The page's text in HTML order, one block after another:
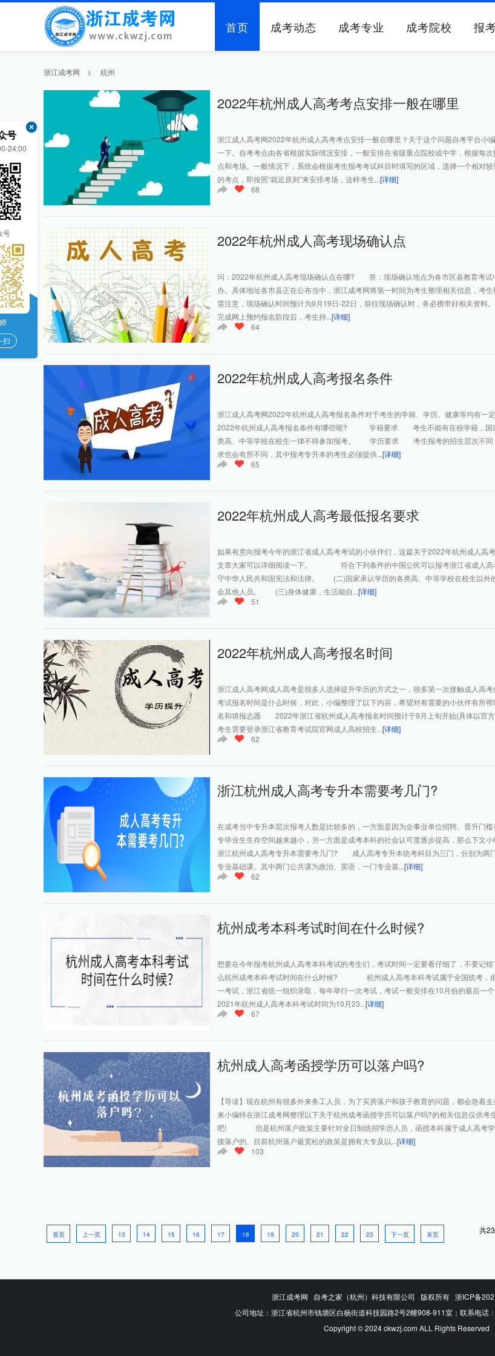
首页 成考动态 成考专业 成考院校 报
号
24:00
号
扫
浙江成考网 > 杭州
2022年杭州成人高考考点安排一般在哪里
浙江成人高考网2022年杭州成人高考考点安排一般在哪里？关于这个问题自考平台小
一下。自考考点由各省根据实际情况安排，一般安排在省级重点院校或中学，根据每
点和考场。一般情况下，系统会根据考生报考考试科目时填写的区域，选择一个相对
的考点，即按照“就近原则”来安排考场，这样考生...[详细]
68
2022年杭州成人高考现场确认点
问：2022年杭州成人高考现场确认点在哪? 答：现场确认地点为各市区县教育考试
办。具体地址各市县正在公布当中，浙江成考网将第一时间为考生整理相关信息，考
需注意，现场确认时间预计为9月19日-22日，前往现场确认时，务必携带好相关资料
完成网上预约报名阶段后，考生持...[详细]
64
2022年杭州成人高考报名条件
浙江成人高考网2022年杭州成人高考报名条件对于考生的学籍、学历、健康等均有一
2022年杭州成人高考报名条件有哪些呢? 学籍要求 考生不能有在校学籍，国
类高、中等学校在校生一律不得参加报考。 学历要求 考生报考的招生层次不同
求也会有所不同，其中报考专升本的考生必须提供...[详细]
65
2022年杭州成人高考最低报名要求
如果有意向报考今年的浙江省成人高考考试的小伙伴们，这篇关于2022年杭州成人高
文章大家可以详细阅读一下。 符合下列条件的中国公民可以报考浙江省成人
守中华人民共和国宪法和法律。 (二)国家承认学历的各类高、中等学校在校生以外
会其他人员。 (三)身体健康，生活能自...[详细]
51
2022年杭州成人高考报名时间
浙江成人高考网成人高考是很多人选择提升学历的方式之一，很多第一次接触成人高
考试报名时间是什么时候，对此，小编整理了以下内容，希望对有需要的小伙伴有
名和填报志愿 2022年浙江省杭州成人高考报名时间预计于9月上旬开始(具体以官方
考生需要登录浙江省教育考试院官网成人高校招生...[详细]
62
浙江杭州成人高考专升本需要考几门?
在成考当中专升本层次报考人数是比较多的，一方面是因为企事业单位招聘、晋升门
专毕业生生存空间越来越小，另一方面是成考本科的社会认可度逐步提高，那么下文
浙江杭州成人高考专升本需要考几门? 成人高考专升本统考科目为三门，分别为两
专业基础课。其中两门公共课为政治、英语，一门专业基...[详细]
62
杭州成考本科考试时间在什么时候?
想要在今年报考杭州成人高考本科考试的考生们，考试时间一定要看仔细了，不要记
么杭州成考本科考试时间在什么时候? 杭州成人高考本科考试属于全国统考，
一考试，浙江省统一组织录取，每年举行一次考试，考试一般安排在10月份的最后一
2021年杭州成人高考本科考试时间为10月23...[详细]
67
杭州成人高考函授学历可以落户吗?
【导读】现在杭州有很多外来务工人员，为了买房落户和孩子教育的问题，都会急着
来小编特在浙江成考网整理以下关于杭州成考函授学历可以落户吗?的相关信息仅供考
吧! 但是杭州落户政策主要针对全日制统招学历人员，函授本科属于成人高考学
接落户的。目前杭州落户最宽松的政策是拥有大专及以...[详细]
103
首页 上一页 13 14 15 16 17 18 19 20 21 22 23 下一页 末页 共23
浙江成考网 自考之家（杭州）科技有限公司 版权所有 浙ICP备
公司地址：浙江省杭州市钱塘区白杨街道科技园路2号2幢908-911室；联系电话
Copyright © 2024 ckwzj.com ALL Rights Reserved